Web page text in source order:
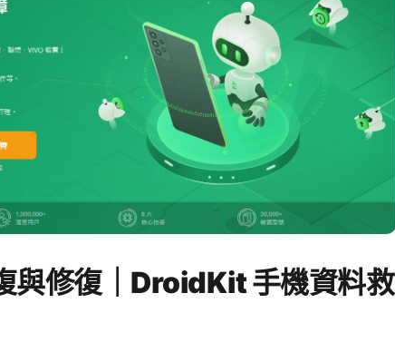
與修復｜DroidKit 手機資料救